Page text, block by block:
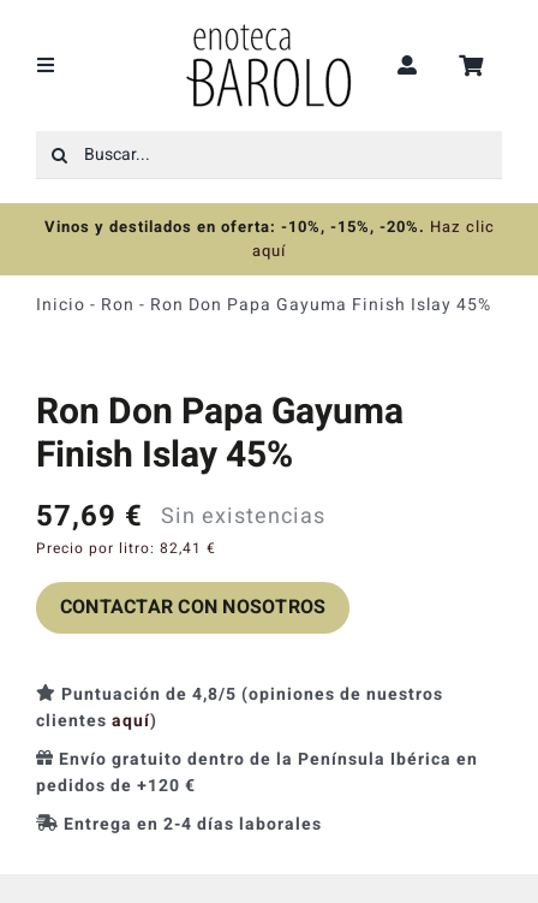
contenido
Toggle
Recomendaciones
Ofertas
Vinos
Catas y Actividades
Buscar:
Vinos y destilados en oferta: -10%, -15%, -20%. Haz clic
aquí
Inicio - Ron - Ron Don Papa Gayuma Finish Islay 45%
Ron Don Papa Gayuma
Finish Islay 45%
57,69 € Sin existencias
Precio por litro: 82,41 €
CONTACTAR CON NOSOTROS
Puntuación de 4,8/5 (opiniones de nuestros
clientes aquí)
Envío gratuito dentro de la Península Ibérica en
pedidos de +120 €
Entrega en 2-4 días laborales